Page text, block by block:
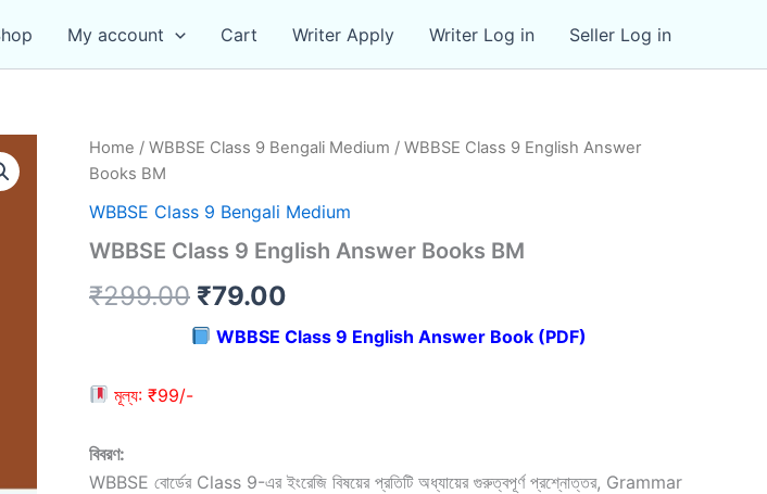
My account Cart Writer Apply Writer Log in Seller Log in
Home / WBBSE Class 9 Bengali Medium / WBBSE Class 9 English Answer
Books BM
WBBSE Class 9 Bengali Medium
WBBSE Class 9 English Answer Books BM
₹299.00 Original
price
₹79.00
price
WBBSE Class 9 English Answer Book (PDF)
মূল্য: ₹99/-
বিবরণ:
WBBSE বোর্ডের Class 9-এর ইংরেজি বিষয়ের প্রতিটি অধ্যায়ের গুরুত্বপূর্ণ প্রশ্নোত্তর, Grammar